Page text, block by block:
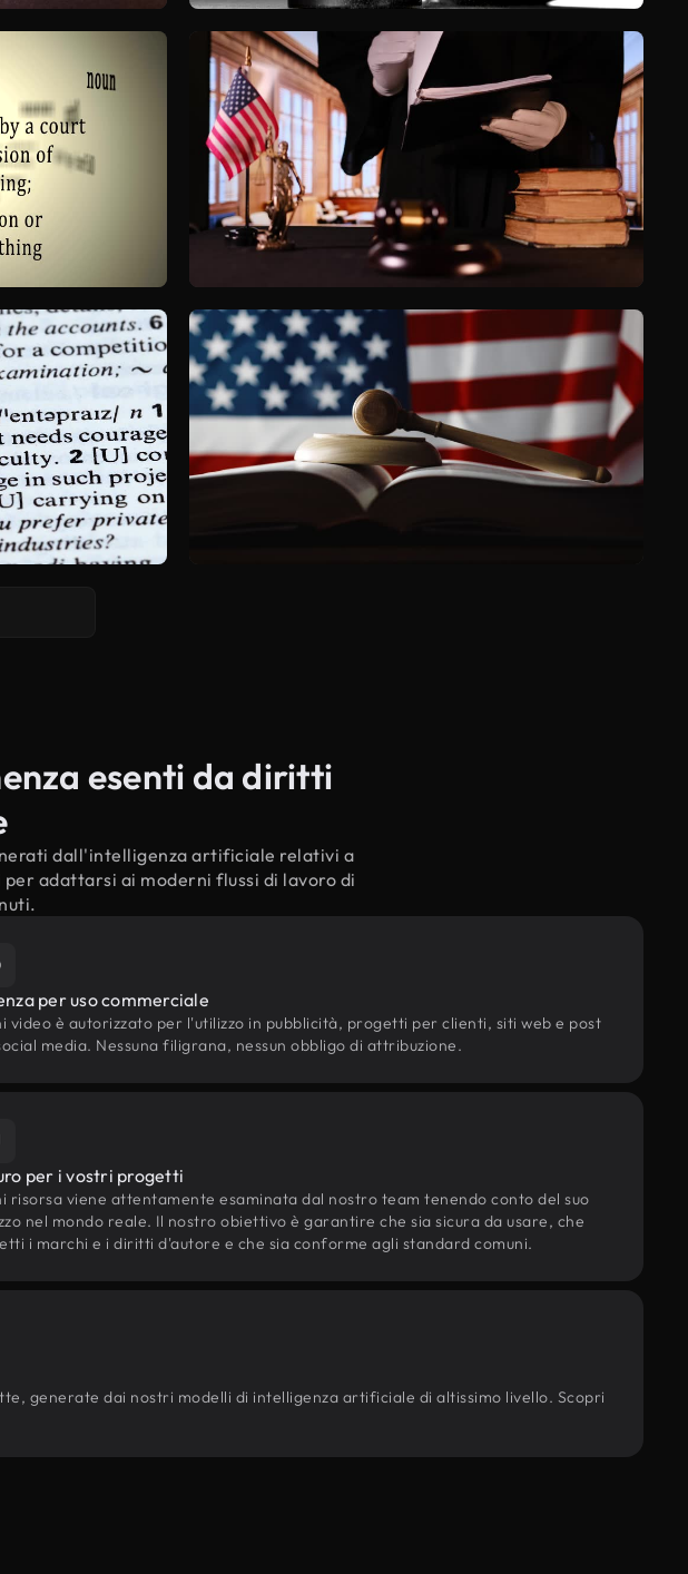
esenti da diritti
dall'intelligenza artificiale relativi a
adattarsi ai moderni flussi di lavoro di
per uso commerciale
video è autorizzato per l'utilizzo in pubblicità, progetti per clienti, siti web e post
media. Nessuna filigrana, nessun obbligo di attribuzione.
per i vostri progetti
risorsa viene attentamente esaminata dal nostro team tenendo conto del suo
nel mondo reale. Il nostro obiettivo è garantire che sia sicura da usare, che
i marchi e i diritti d'autore e che sia conforme agli standard comuni.
generate dai nostri modelli di intelligenza artificiale di altissimo livello. Scopri